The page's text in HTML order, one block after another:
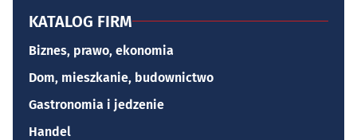
KATALOG FIRM
Biznes, prawo, ekonomia
Dom, mieszkanie, budownictwo
Gastronomia i jedzenie
Handel